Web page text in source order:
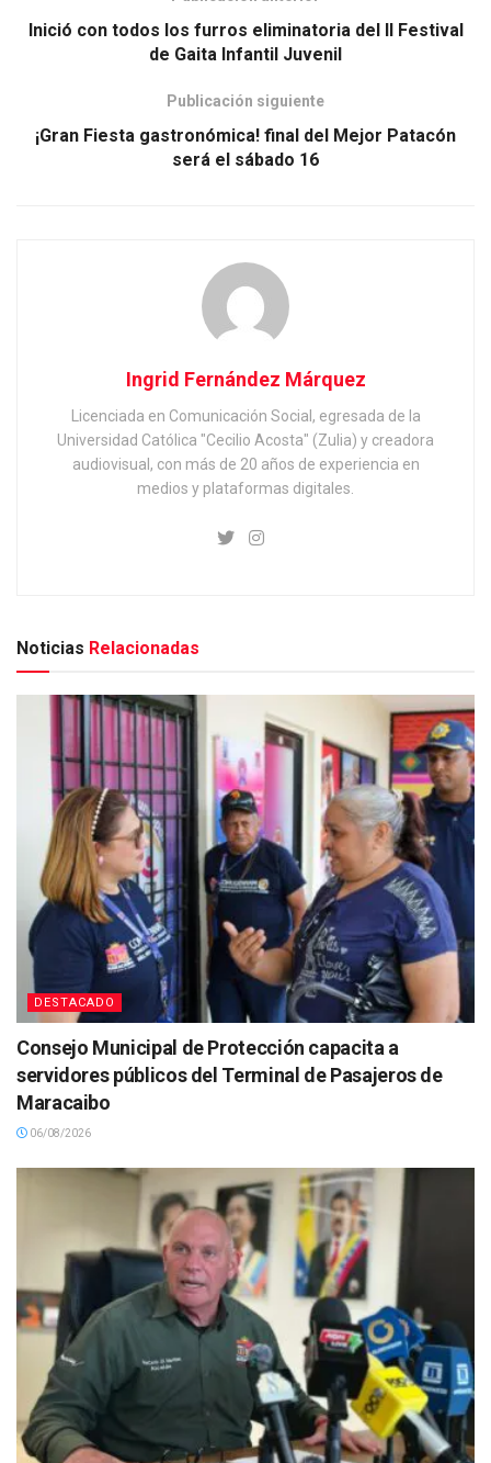
Inició con todos los furros eliminatoria del II Festival
de Gaita Infantil Juvenil
Publicación siguiente
¡Gran Fiesta gastronómica! final del Mejor Patacón
será el sábado 16
Ingrid Fernández Márquez
Licenciada en Comunicación Social, egresada de la
Universidad Católica "Cecilio Acosta" (Zulia) y creadora
audiovisual, con más de 20 años de experiencia en
medios y plataformas digitales.
Noticias Relacionadas
DESTACADO
Consejo Municipal de Protección capacita a
servidores públicos del Terminal de Pasajeros de
Maracaibo
06/08/2026